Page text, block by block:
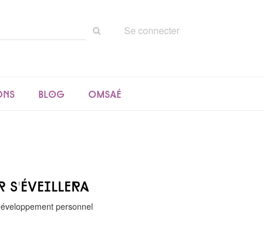
Se connecter
Blog Omsaé
s'éveillera
personnel